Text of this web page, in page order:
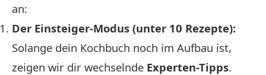
an:
Der Einsteiger-Modus (unter 10 Rezepte):
Solange dein Kochbuch noch im Aufbau ist,
zeigen wir dir wechselnde Experten-Tipps.